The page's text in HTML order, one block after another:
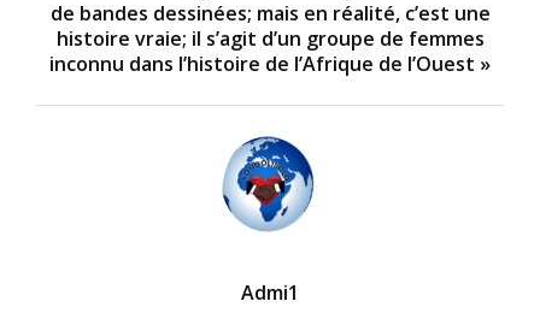
de bandes dessinées; mais en réalité, c’est une
histoire vraie; il s’agit d’un groupe de femmes
inconnu dans l’histoire de l’Afrique de l’Ouest »
Admi1